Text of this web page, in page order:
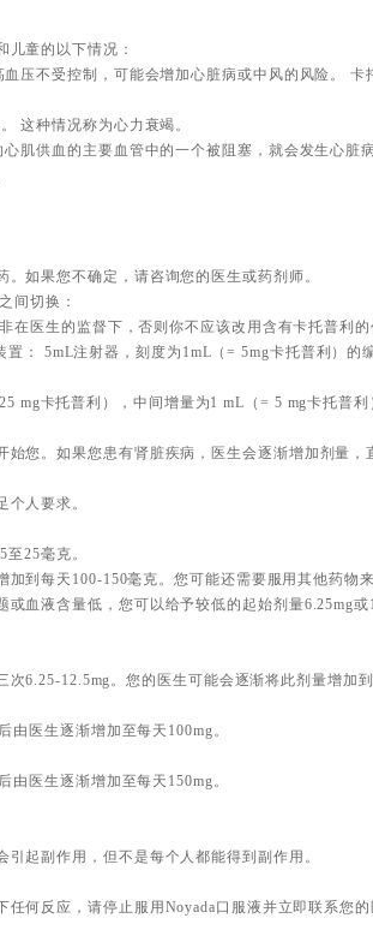
儿童的以下情况：
压不受控制，可能会增加心脏病或中风的风险。 卡
这种情况称为心力衰竭。
肌供血的主要血管中的一个被阻塞，就会发生心脏
如果您不确定，请咨询您的医生或药剂师。
间切换：
在医生的监督下，否则你不应该改用含有卡托普利的
置： 5mL注射器，刻度为1mL（= 5mg卡托普利）的
mg卡托普利），中间增量为1 mL（= 5 mg卡托普利
始您。如果您患有肾脏疾病，医生会逐渐增加剂量，
个人要求。
25毫克。
到每天100-150毫克。您可能还需要服用其他药物来
或血液含量低，您可以给予较低的起始剂量6.25mg或
6.25-12.5mg。您的医生可能会逐渐将此剂量增加到
由医生逐渐增加至每天100mg。
由医生逐渐增加至每天150mg。
起副作用，但不是每个人都能得到副作用。
何反应，请停止服用Noyada口服液并立即联系您的